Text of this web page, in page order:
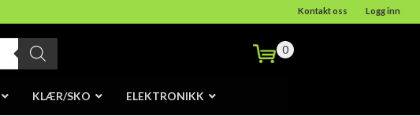
Kontakt oss Logg inn
0
KLÆR/SKO ELEKTRONIKK